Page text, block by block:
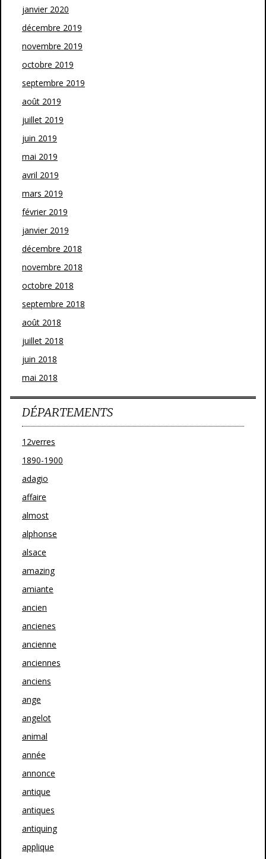
janvier 2020
décembre 2019
novembre 2019
octobre 2019
septembre 2019
août 2019
juillet 2019
juin 2019
mai 2019
avril 2019
mars 2019
février 2019
janvier 2019
décembre 2018
novembre 2018
octobre 2018
septembre 2018
août 2018
juillet 2018
juin 2018
mai 2018
DÉPARTEMENTS
12verres
1890-1900
adagio
affaire
almost
alphonse
alsace
amazing
amiante
ancien
ancienes
ancienne
anciennes
anciens
ange
angelot
animal
année
annonce
antique
antiques
antiquing
applique